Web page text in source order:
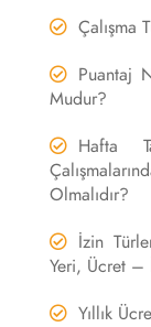
Çalışma
Puantaj
Mudur?
Hafta
Olmalıdır?
İzin
Yeri, Ücret –
Yıllık